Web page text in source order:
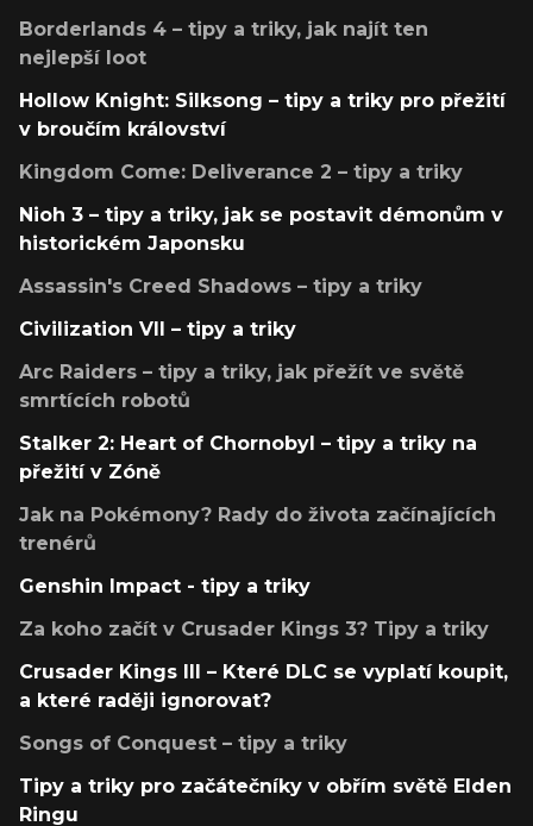
Borderlands 4 – tipy a triky, jak najít ten
nejlepší loot
Hollow Knight: Silksong – tipy a triky pro přežití
v broučím království
Kingdom Come: Deliverance 2 – tipy a triky
Nioh 3 – tipy a triky, jak se postavit démonům v
historickém Japonsku
Assassin's Creed Shadows – tipy a triky
Civilization VII – tipy a triky
Arc Raiders – tipy a triky, jak přežít ve světě
smrtících robotů
Stalker 2: Heart of Chornobyl – tipy a triky na
přežití v Zóně
Jak na Pokémony? Rady do života začínajících
trenérů
Genshin Impact - tipy a triky
Za koho začít v Crusader Kings 3? Tipy a triky
Crusader Kings III – Které DLC se vyplatí koupit,
a které raději ignorovat?
Songs of Conquest – tipy a triky
Tipy a triky pro začátečníky v obřím světě Elden
Ringu